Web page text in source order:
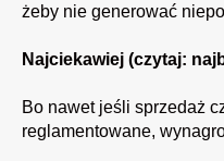
żeby nie generować
Najciekawiej (czytaj:
Bo nawet jeśli sprzedaż
reglamentowane,